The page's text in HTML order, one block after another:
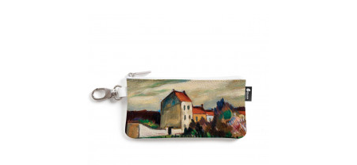
КУПИТЬ